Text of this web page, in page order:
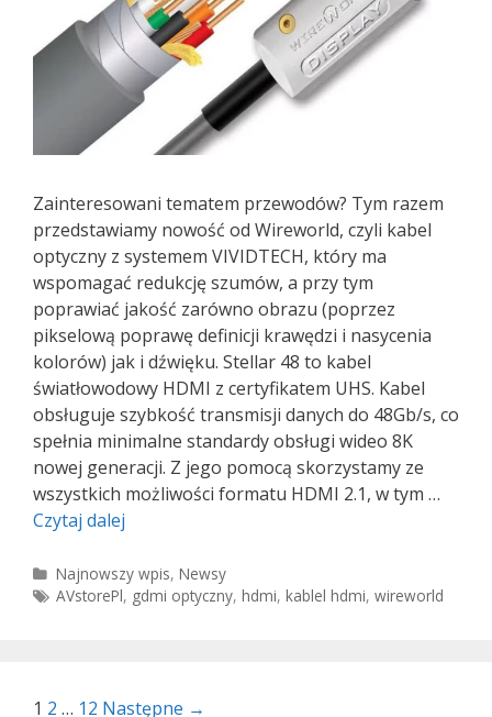
Zainteresowani tematem przewodów? Tym razem
przedstawiamy nowość od Wireworld, czyli kabel
optyczny z systemem VIVIDTECH, który ma
wspomagać redukcję szumów, a przy tym
poprawiać jakość zarówno obrazu (poprzez
pikselową poprawę definicji krawędzi i nasycenia
kolorów) jak i dźwięku. Stellar 48 to kabel
światłowodowy HDMI z certyfikatem UHS. Kabel
obsługuje szybkość transmisji danych do 48Gb/s, co
spełnia minimalne standardy obsługi wideo 8K
nowej generacji. Z jego pomocą skorzystamy ze
wszystkich możliwości formatu HDMI 2.1, w tym …
Czytaj dalej
48
Kategorie
Najnowszy wpis,Newsy
Tagi
AVstorePl, gdmi optyczny,hdmi,kablel hdmi,wireworld
Zobacz
1 2 … 12 Następne →